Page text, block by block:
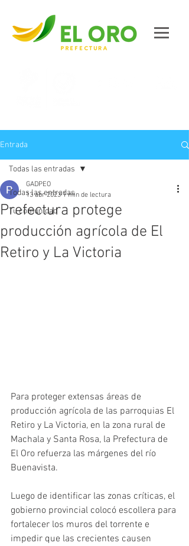
Entrada
Todas las entradas
Tu comunidad
Todas las entradas
Prefectura protege
producción agrícola de El
Retiro y La Victoria
GADPEO
13 abr 2023 1 min de lectura
Para proteger extensas áreas de
producción agrícola de las parroquias El
Retiro y La Victoria, en la zona rural de
Machala y Santa Rosa, la Prefectura de
El Oro refuerza las márgenes del río
Buenavista.
Luego de identificar las zonas críticas, el
gobierno provincial colocó escollera para
fortalecer los muros del torrente e
impedir que las crecientes causen